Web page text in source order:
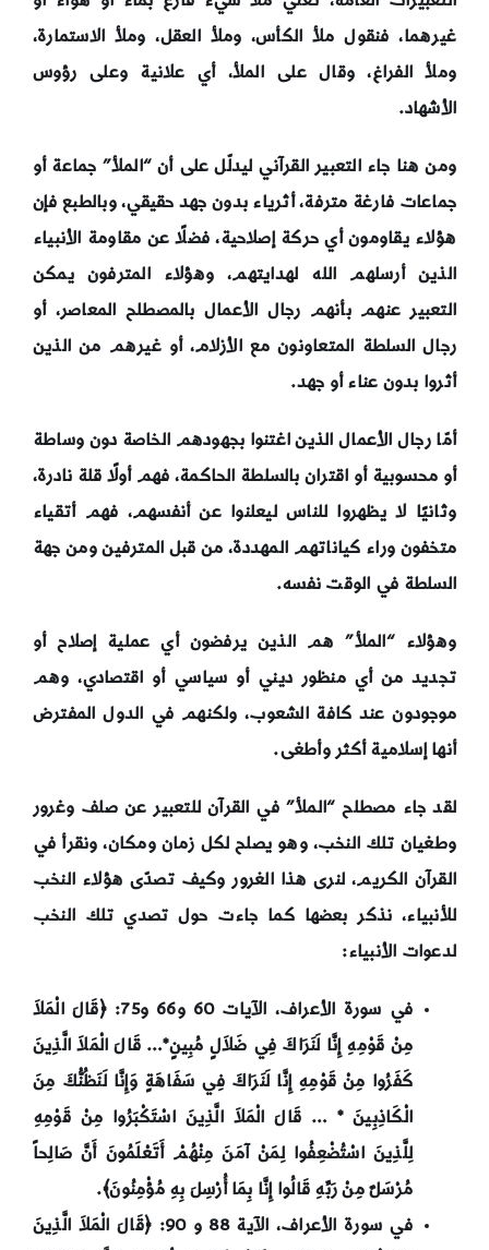
غيرهما، فنقول ملأ الكأس، وملأ العقل، وملأ الاستمارة،
وملأ الفراغ، وقالعلى الملأ، أي علانية وعلى رؤوس
الأشهاد.
ومن هنا جاء التعبير القرآني ليدلّل على أن “الملأ” جماعة أو
جماعات فارغة مترفة، أثرياء بدون جهد حقيقي، وبالطبع فإن
هؤلاء يقاومون أي حركة إصلاحية، فضلًا عن مقاومة الأنبياء
الذين أرسلهم الله لهدايتهم، وهؤلاء المترفون يمكن
التعبير عنهم بأنهم رجال الأعمال بالمصطلح المعاصر، أو
رجال السلطة المتعاونون مع الأزلام، أو غيرهم من الذين
أثروا بدون عناء أو جهد.
أمّا رجال الأعمال الذين اغتنوا بجهودهم الخاصة دون وساطة
أو محسوبية أو اقتران بالسلطة الحاكمة، فهم أولًا قلة نادرة،
وثانيًا لا يظهروا للناس ليعلنوا عن أنفسهم، فهم أتقياء
متخفون وراء كياناتهم المهددة، من قبل المترفين ومن جهة
السلطة في الوقت نفسه.
وهؤلاء “الملأ” هم الذين يرفضون أي عملية إصلاح أو
تجديد من أي منظور ديني أو سياسي أو اقتصادي، وهم
موجودون عند كافة الشعوب، ولكنهم في الدول المفترض
أنها إسلامية أكثر وأطغى.
لقد جاء مصطلح “الملأ” في القرآن للتعبير عن صلف وغرور
وطغيان تلك النخب، وهو يصلح لكل زمان ومكان، ونقرأ في
القرآن الكريم، لنرى هذا الغرور وكيف تصدّى هؤلاء النخب
للأنبياء، نذكر بعضها كما جاءت حول تصدي تلك النخب
لدعوات الأنبياء:
في سورة الأعراف، الآيات 60 و66 و75: ﴿
قَالَ الْمَلاَ
مِنْ قَوْمِهِ إِنَّا لَنَرَاكَ فِي ضَلاَلٍ مُبِينٍ*… قَالَ الْمَلاَ الَّذِينَ
كَفَرُوا مِنْ قَوْمِهِ إِنَّا لَنَرَاكَ فِي سَفَاهَةٍ وَإِنَّا لَنَظُنُّكَ مِنَ
الْكَاذِبِينَ * … قَالَ الْمَلاَ الَّذِينَ اسْتَكْبَرُوا مِنْ قَوْمِهِ
لِلَّذِينَ اسْتُضْعِفُوا لِمَنْ آمَنَ مِنْهُمْ أَتَعْلَمُونَ أَنَّ صَالِحاً
مُرْسَلٌ مِنْ رَبِّهِ قَالُوا إِنَّا بِمَا أُرْسِلَ بِهِ مُؤْمِنُونَ﴾.
في سورة الأعراف، الآية 88 و 90: ﴿
قَالَ الْمَلاَ الَّذِينَ